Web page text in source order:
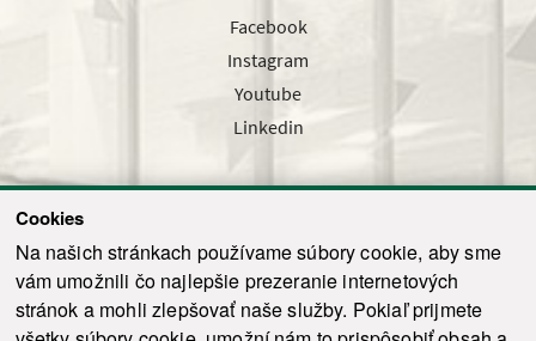
Cookies
Na našich stránkach používame súbory cookie, aby sme
vám umožnili čo najlepšie prezeranie internetových
stránok a mohli zlepšovať naše služby. Pokiaľ prijmete
Facebook
Instagram
Youtube
Linkedin